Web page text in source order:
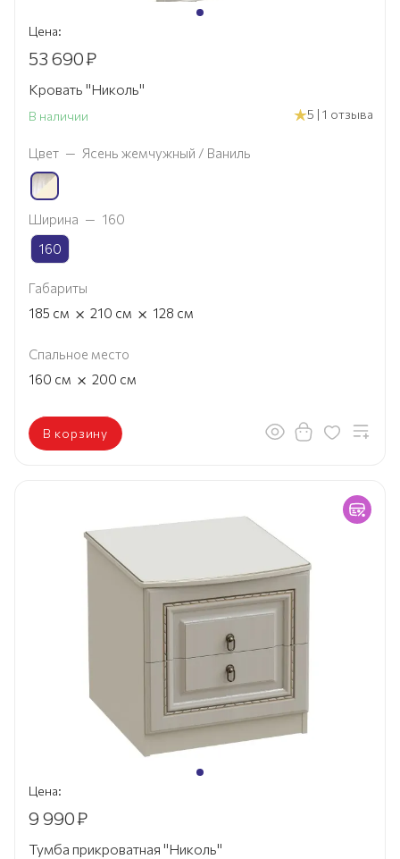
Цена:
53 690₽
Кровать "Николь"
В наличии 5 | 1 отзыва
Цвет — Ясень жемчужный / Ваниль
Ширина — 160
160
Габариты
185 см × 210 см × 128 см
Спальное место
160 см × 200 см
В корзину
Цена:
9 990₽
Тумба прикроватная "Николь"